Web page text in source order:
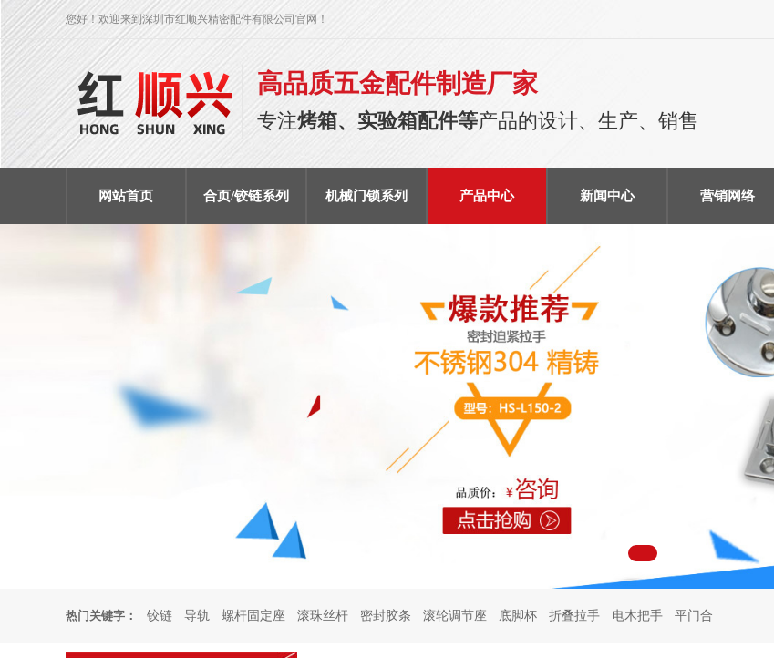
您好！欢迎来到深圳市红顺兴精密配件有限公司官网！
高品质五金配件制造厂家
专注烤箱、实验箱配件等产品的设计、生产、销售
网站首页 合页/铰链系列 机械门锁系列 产品中心 新闻中心 营销网络
热门关键字： 铰链 导轨 螺杆固定座 滚珠丝杆 密封胶条 滚轮调节座 底脚杯 折叠拉手 电木把手 平门合